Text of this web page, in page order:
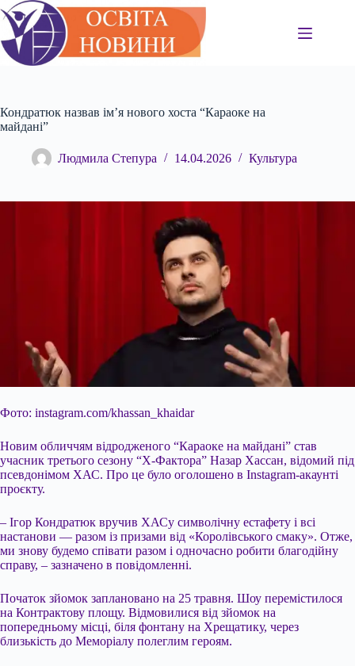
Перейти
до
вмісту
Кондратюк назвав ім’я нового хоста “Караоке на
майдані”
Людмила Степура 14.04.2026 Культура
Фото: instagram.com/khassan_khaidar
Новим обличчям відродженого “Караоке на майдані” став
учасник третього сезону “Х-Фактора” Назар Хассан, відомий під
псевдонімом ХАС. Про це було оголошено в Instagram-акаунті
проєкту.
– Ігор Кондратюк вручив ХАСу символічну естафету і всі
настанови — разом із призами від «Королівського смаку». Отже,
ми знову будемо співати разом і одночасно робити благодійну
справу, – зазначено в повідомленні.
Початок зйомок заплановано на 25 травня. Шоу перемістилося
на Контрактову площу. Відмовилися від зйомок на
попередньому місці, біля фонтану на Хрещатику, через
близькість до Меморіалу полеглим героям.